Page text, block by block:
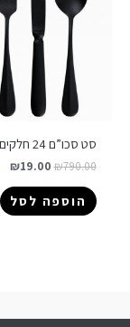
סט סכו”ם 24 חלקים שחור מט
₪790.00
₪19.00
הוספה לסל